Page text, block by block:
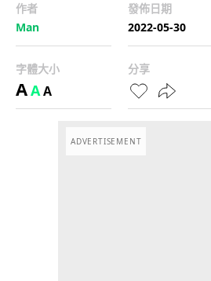
作者
Man
發佈日期
2022-05-30
字體大小
AAA
分享
ADVERTISEMENT